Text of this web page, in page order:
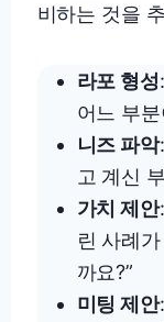
비하는 것을
라포 형성
어느 부
니즈 파악
고 계신
가치 제안
린 사례
까요?”
미팅 제안